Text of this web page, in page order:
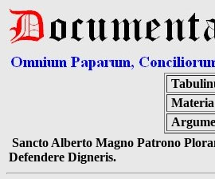
Sancto Alberto Magno Patrono
Defendere Digneris.